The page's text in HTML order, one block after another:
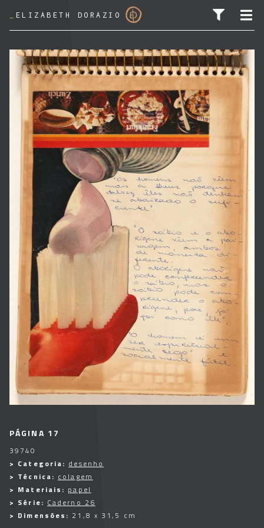
ELIZABETH DORAZIO
PESQUISAR POR:
PÁGINA 17
39740
> Categoria: desenho
> Técnica: colagem
> Materiais: papel
> Série: Caderno 26
> Dimensões: 21,8 x 31,5 cm